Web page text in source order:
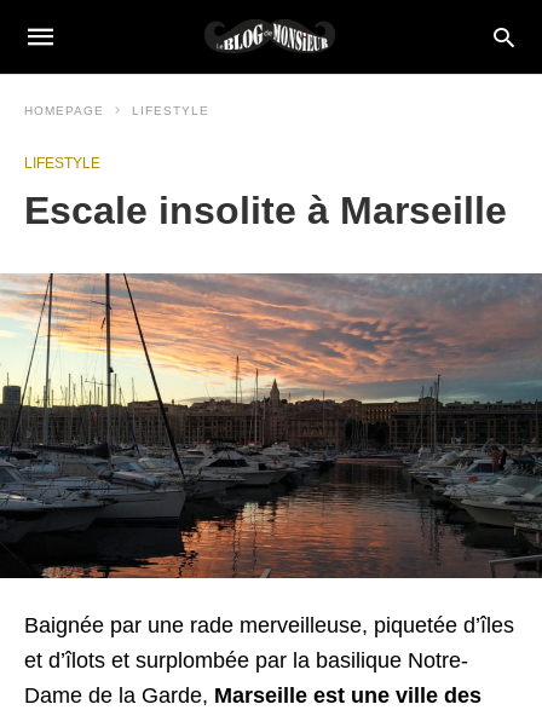
HOMEPAGE LIFESTYLE
LIFESTYLE
Escale insolite à Marseille
Baignée par une rade merveilleuse, piquetée d’îles
et d’îlots et surplombée par la basilique Notre-
Dame de la Garde, Marseille est une ville des